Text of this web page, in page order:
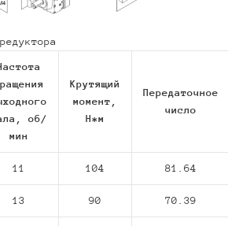
об/
мин
Крутящий
момент,
Н*м
Передаточное
число
11 104 81.64
13 90 70.39